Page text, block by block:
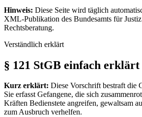
Hinweis: Diese Seite wird täglich
XML-Publikation des Bundesamts für
Rechtsberatung.
Verständlich erklärt
§ 121 StGB einfach erklärt
Kurz erklärt: Diese Vorschrift bestraft die
Sie erfasst Gefangene, die sich
Kräften Bedienstete angreifen, gewaltsam
zum Ausbruch verhelfen.